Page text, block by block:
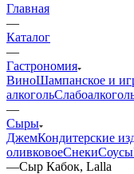
Главная
—
Каталог
—
Гастрономия
ВиноШампанское и
алкоголь
—
Сыры
ДжемКондитерские
оливковоеСнекиСоусы
—Сыр Кабок, Lalla